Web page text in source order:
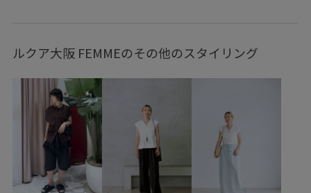
ルクア大阪 FEMMEのその他のスタイリング